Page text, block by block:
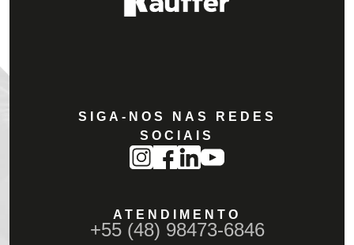
SIGA-NOS NAS REDES
SOCIAIS
ATENDIMENTO
+55 (48) 98473-6846